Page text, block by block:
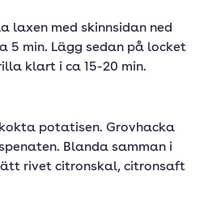
laxen med skinnsidan ned
5 min. Lägg sedan på locket
klart i ca 15-20 min.
potatisen. Grovhacka
Blanda samman i
rivet citronskal, citronsaft